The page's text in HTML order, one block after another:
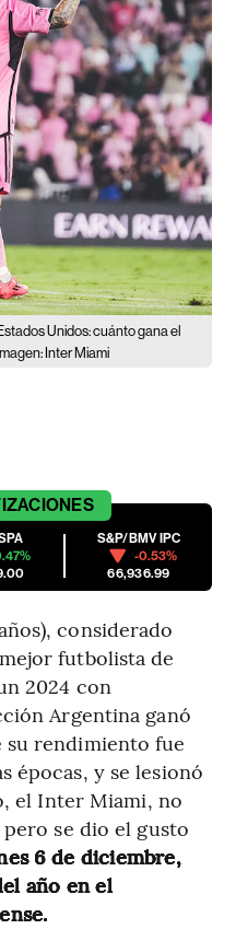
Unidos: cuánto gana el
Inter Miami
S&P/BMV IPC
-0.53%
66,936.99
considerado
futbolista de
2024 con
Argentina ganó
su rendimiento fue
épocas, y se lesionó
el Inter Miami, no
se dio el gusto
6 de diciembre,
año en el